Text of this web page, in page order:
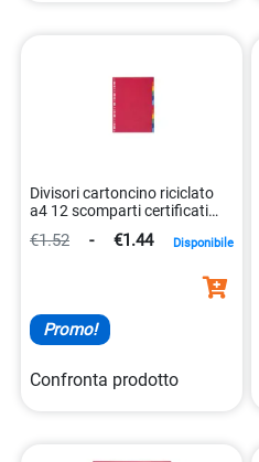
Divisori cartoncino riciclato
a4 12 scomparti certificati
€1.52 - €1.44 Disponibile
Promo!
Confronta prodotto